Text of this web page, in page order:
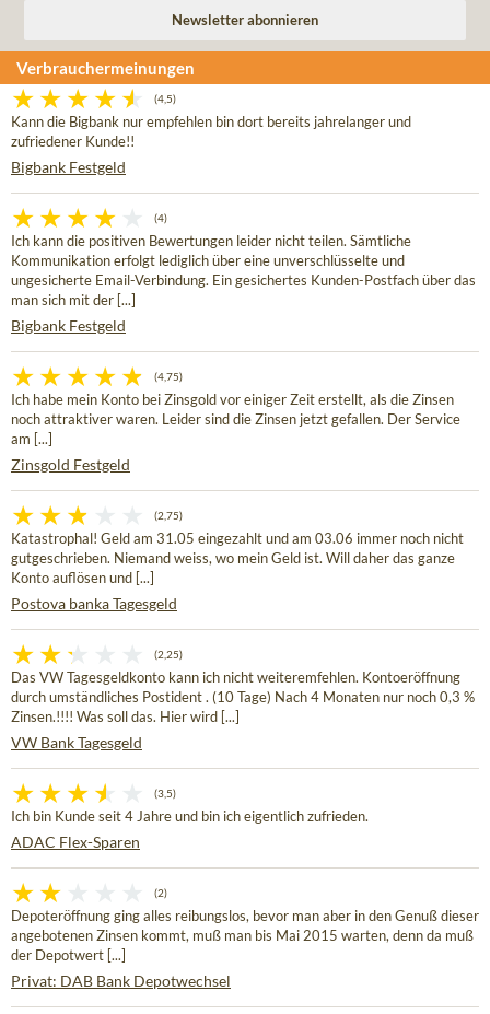
Verbrauchermeinungen
(4,5)
Kann die Bigbank nur empfehlen bin dort bereits jahrelanger und
zufriedener Kunde!!
Bigbank Festgeld
(4)
Ich kann die positiven Bewertungen leider nicht teilen. Sämtliche
Kommunikation erfolgt lediglich über eine unverschlüsselte und
ungesicherte Email-Verbindung. Ein gesichertes Kunden-Postfach über das
man sich mit der [...]
Bigbank Festgeld
(4,75)
Ich habe mein Konto bei Zinsgold vor einiger Zeit erstellt, als die Zinsen
noch attraktiver waren. Leider sind die Zinsen jetzt gefallen. Der Service
am [...]
Zinsgold Festgeld
(2,75)
Katastrophal! Geld am 31.05 eingezahlt und am 03.06 immer noch nicht
gutgeschrieben. Niemand weiss, wo mein Geld ist. Will daher das ganze
Konto auflösen und [...]
Postova banka Tagesgeld
(2,25)
Das VW Tagesgeldkonto kann ich nicht weiteremfehlen. Kontoeröffnung
durch umständliches Postident . (10 Tage) Nach 4 Monaten nur noch 0,3 %
Zinsen.!!!! Was soll das. Hier wird [...]
VW Bank Tagesgeld
(3,5)
Ich bin Kunde seit 4 Jahre und bin ich eigentlich zufrieden.
ADAC Flex-Sparen
(2)
Depoteröffnung ging alles reibungslos, bevor man aber in den Genuß dieser
angebotenen Zinsen kommt, muß man bis Mai 2015 warten, denn da muß
der Depotwert [...]
Privat: DAB Bank Depotwechsel